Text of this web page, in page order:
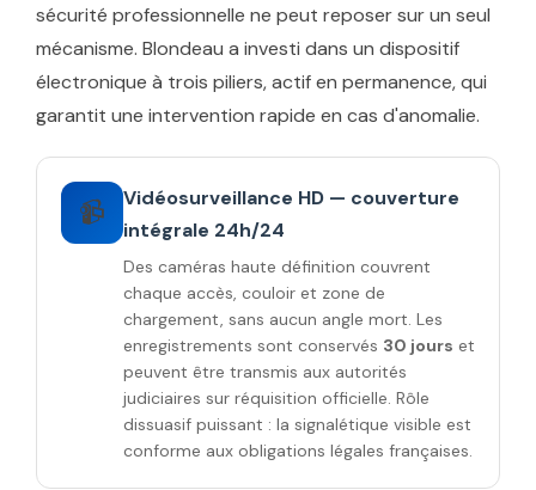
sécurité professionnelle ne peut reposer sur un seul
mécanisme. Blondeau a investi dans un dispositif
électronique à trois piliers, actif en permanence, qui
garantit une intervention rapide en cas d'anomalie.
📹
Vidéosurveillance HD — couverture
intégrale 24h/24
Des caméras haute définition couvrent
chaque accès, couloir et zone de
chargement, sans aucun angle mort. Les
enregistrements sont conservés 30 jours et
peuvent être transmis aux autorités
judiciaires sur réquisition officielle. Rôle
dissuasif puissant : la signalétique visible est
conforme aux obligations légales françaises.